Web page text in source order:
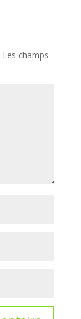
Les champs